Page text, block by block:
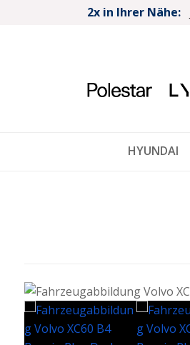
2x in Ihrer Nähe:
HYUNDAI